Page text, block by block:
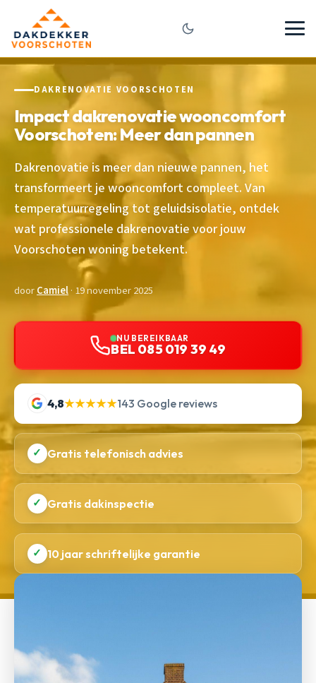
DAKRENOVATIE VOORSCHOTEN
Impact dakrenovatie wooncomfort
Voorschoten: Meer dan pannen
Dakrenovatie is meer dan nieuwe pannen, het
transformeert je wooncomfort compleet. Van
temperatuurregeling tot geluidsisolatie, ontdek
wat professionele dakrenovatie voor jouw
Voorschoten woning betekent.
doorCamiel· 19 november 2025
NU BEREIKBAAR
BEL 085 019 39 49
4,8★★★★★143 Google reviews
✓ Gratis telefonisch advies
✓ Gratis dakinspectie
✓ 10 jaar schriftelijke garantie